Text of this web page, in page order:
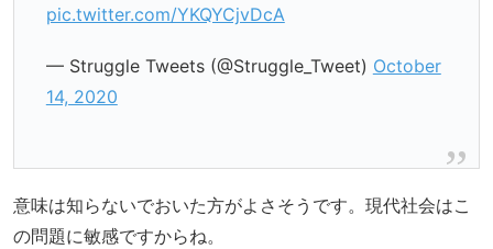
pic.twitter.com/YKQYCjvDcA
— Struggle Tweets (@Struggle_Tweet) October
14, 2020
意味は知らないでおいた方がよさそうです。現代社会はこ
の問題に敏感ですからね。